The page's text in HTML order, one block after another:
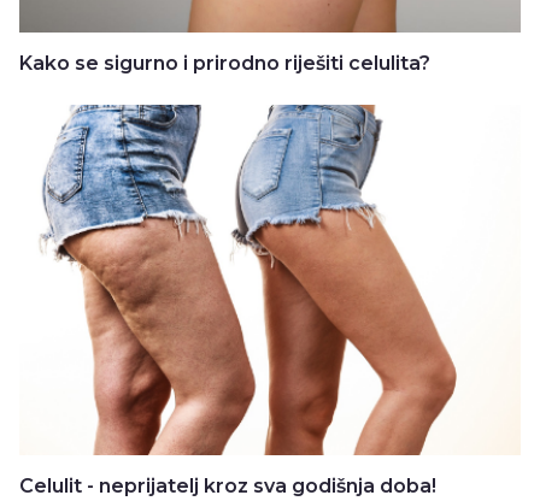
Kako se sigurno i prirodno riješiti celulita?
Celulit - neprijatelj kroz sva godišnja doba!